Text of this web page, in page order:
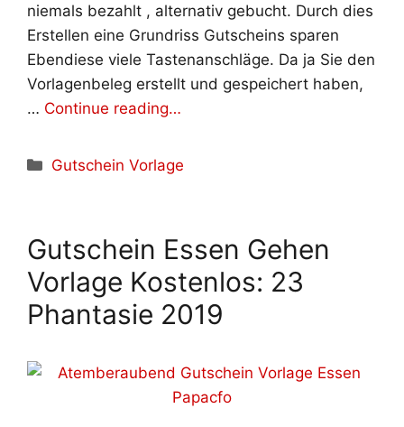
niemals bezahlt , alternativ gebucht. Durch dies
Erstellen eine Grundriss Gutscheins sparen
Ebendiese viele Tastenanschläge. Da ja Sie den
Vorlagenbeleg erstellt und gespeichert haben,
… Continue reading…
Kategorien
Gutschein Vorlage
Gutschein Essen Gehen
Vorlage Kostenlos: 23
Phantasie 2019